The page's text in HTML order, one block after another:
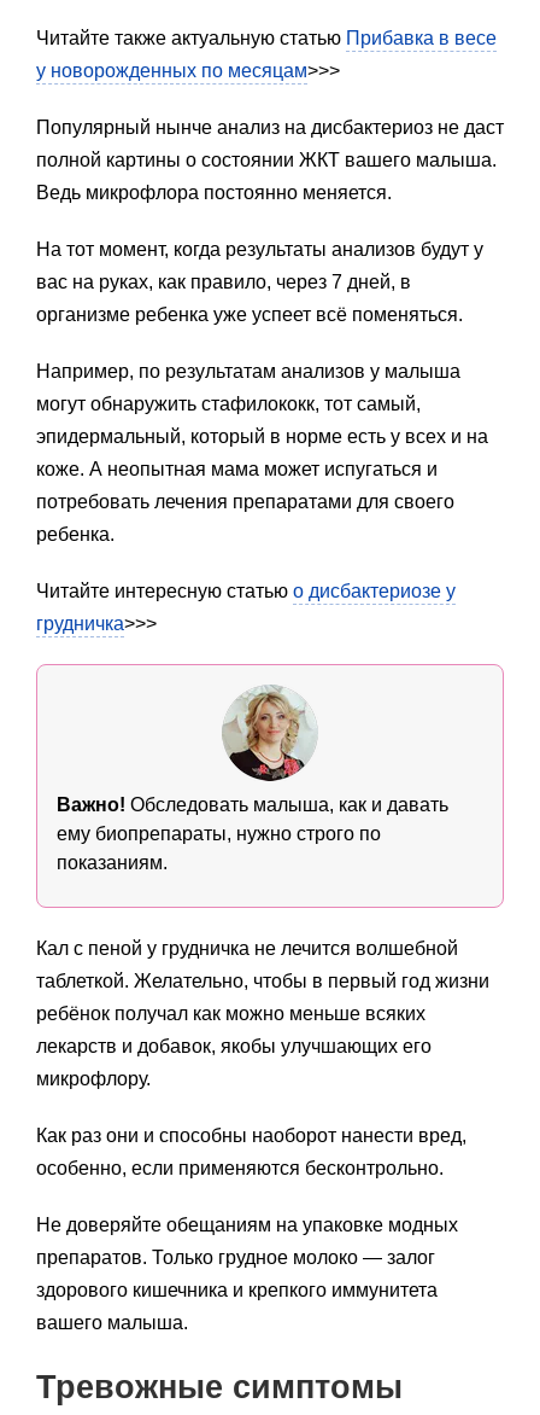
Читайте также актуальную статью Прибавка в весе
у новорожденных по месяцам>>>
Популярный нынче анализ на дисбактериоз не даст
полной картины о состоянии ЖКТ вашего малыша.
Ведь микрофлора постоянно меняется.
На тот момент, когда результаты анализов будут у
вас на руках, как правило, через 7 дней, в
организме ребенка уже успеет всё поменяться.
Например, по результатам анализов у малыша
могут обнаружить стафилококк, тот самый,
эпидермальный, который в норме есть у всех и на
коже. А неопытная мама может испугаться и
потребовать лечения препаратами для своего
ребенка.
Читайте интересную статью о дисбактериозе у
грудничка>>>
Важно! Обследовать малыша, как и давать
ему биопрепараты, нужно строго по
показаниям.
Кал с пеной у грудничка не лечится волшебной
таблеткой. Желательно, чтобы в первый год жизни
ребёнок получал как можно меньше всяких
лекарств и добавок, якобы улучшающих его
микрофлору.
Как раз они и способны наоборот нанести вред,
особенно, если применяются бесконтрольно.
Не доверяйте обещаниям на упаковке модных
препаратов. Только грудное молоко — залог
здорового кишечника и крепкого иммунитета
вашего малыша.
Тревожные симптомы